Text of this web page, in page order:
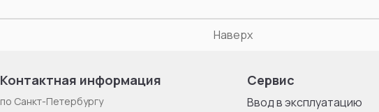
Наверх
Контактная информация
по Санкт-Петербургу
Сервис
Ввод в эксплуатацию